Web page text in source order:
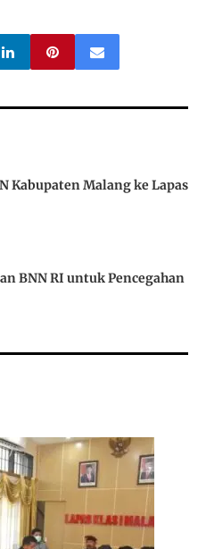
Kabupaten Malang ke Lapas
BNN RI untuk Pencegahan